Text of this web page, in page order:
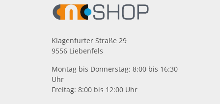
Klagenfurter Straße 29
9556 Liebenfels
Montag bis Donnerstag: 8:00 bis 16:30
Uhr
Freitag: 8:00 bis 12:00 Uhr